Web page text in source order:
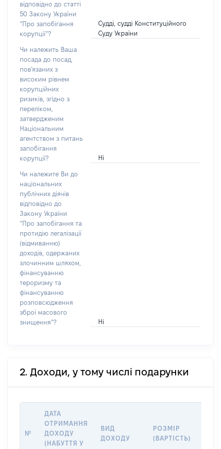
відповідно до статті
50 Закону України
“Про запобігання
корупції”?
Судді, судді Конституційного
Суду України
Чи належить Ваша
посада до посад,
пов'язаних з
високим рівнем
корупційних
ризиків, згідно з
переліком,
затвердженим
Національним
агентством з питань
запобігання
корупції?
Ні
Чи належите Ви до
національних
публічних діячів
відповідно до
Закону України
“Про запобігання та
протидію легалізації
(відмиванню)
доходів, одержаних
злочинним шляхом,
фінансуванню
тероризму та
фінансуванню
розповсюдження
зброї масового
знищення”?
Ні
2. Доходи, у тому числі подарунки
№
ДАТА
ОТРИМАННЯ
ДОХОДУ
(НАБУТТЯ У
ВИД
ДОХОДУ
РОЗМІР
(ВАРТІСТЬ)